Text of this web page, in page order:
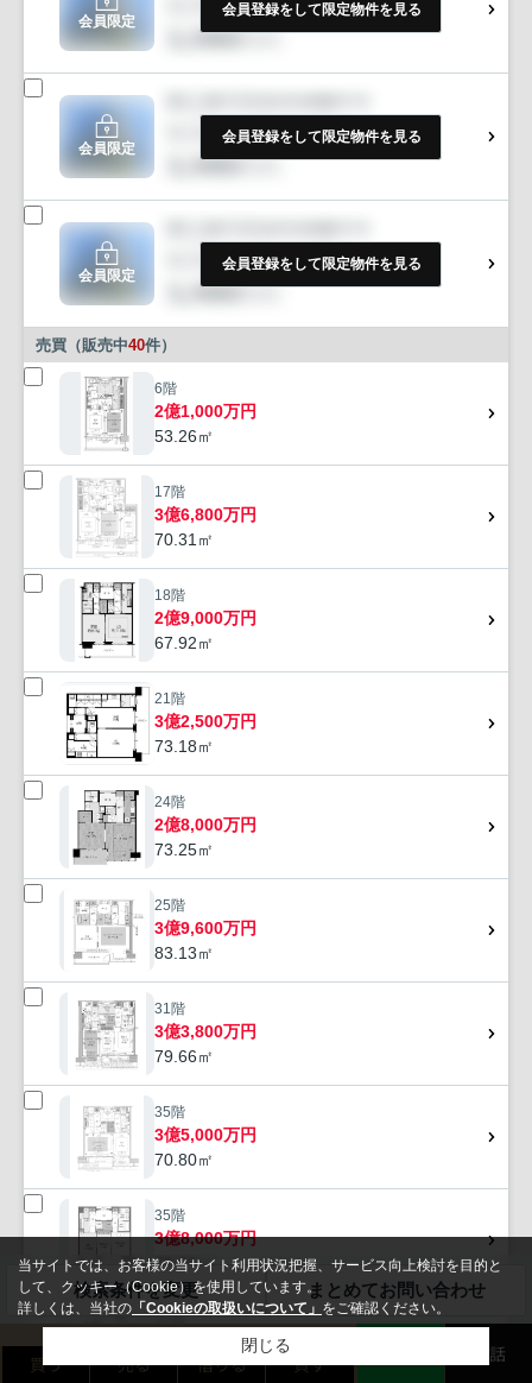
会員限定
会員登録をして限定物件を見る
会員限定
会員登録をして限定物件を見る
会員限定
会員登録をして限定物件を見る
売買（販売中40件）
6階
2億1,000万円
53.26㎡
17階
3億6,800万円
70.31㎡
18階
2億9,000万円
67.92㎡
21階
3億2,500万円
73.18㎡
24階
2億8,000万円
73.25㎡
25階
3億9,600万円
83.13㎡
31階
3億3,800万円
79.66㎡
35階
3億5,000万円
70.80㎡
35階
3億8,000万円
79.66㎡
37階
4億8,000万円
90.94㎡
検索条件を変更 まとめてお問い合わせ
無料お問い合わせ
買う 売る 借りる 貸す 電話
当サイトでは、お客様の当サイト利用状況把握、サービス向上検討を目的と
して、クッキー（Cookie）を使用しています。
詳しくは、当社の 「Cookieの取扱いについて」 をご確認ください。
閉じる